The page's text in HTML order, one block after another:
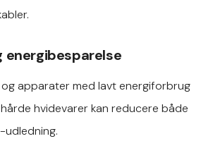
energibesparelse
apparater med lavt energiforbrug
hårde hvidevarer kan reducere både
-udledning.